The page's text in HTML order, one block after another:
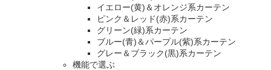
イエロー(黄)＆オレンジ系カーテン
ピンク＆レッド(赤)系カーテン
グリーン(緑)系カーテン
ブルー(青)＆パープル(紫)系カーテン
グレー＆ブラック(黒)系カーテン
機能で選ぶ